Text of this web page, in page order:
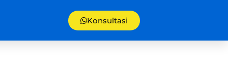
Konsultasi